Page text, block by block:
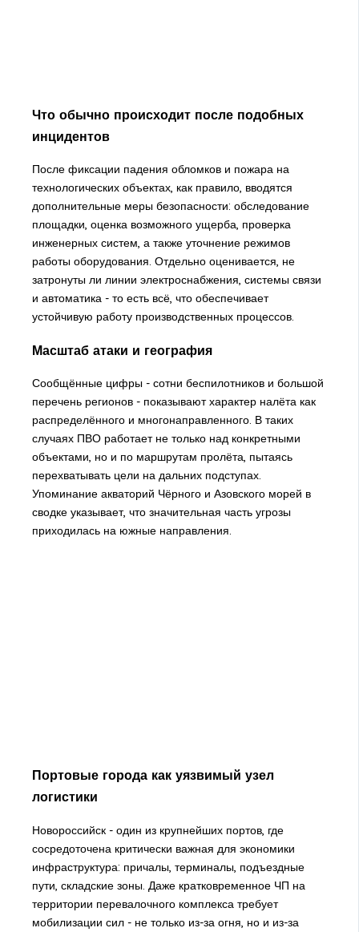
Что обычно происходит после подобных
инцидентов
После фиксации падения обломков и пожара на
технологических объектах, как правило, вводятся
дополнительные меры безопасности: обследование
площадки, оценка возможного ущерба, проверка
инженерных систем, а также уточнение режимов
работы оборудования. Отдельно оценивается, не
затронуты ли линии электроснабжения, системы связи
и автоматика - то есть всё, что обеспечивает
устойчивую работу производственных процессов.
Масштаб атаки и география
Сообщённые цифры - сотни беспилотников и большой
перечень регионов - показывают характер налёта как
распределённого и многонаправленного. В таких
случаях ПВО работает не только над конкретными
объектами, но и по маршрутам пролёта, пытаясь
перехватывать цели на дальних подступах.
Упоминание акваторий Чёрного и Азовского морей в
сводке указывает, что значительная часть угрозы
приходилась на южные направления.
Портовые города как уязвимый узел
логистики
Новороссийск - один из крупнейших портов, где
сосредоточена критически важная для экономики
инфраструктура: причалы, терминалы, подъездные
пути, складские зоны. Даже кратковременное ЧП на
территории перевалочного комплекса требует
мобилизации сил - не только из-за огня, но и из-за